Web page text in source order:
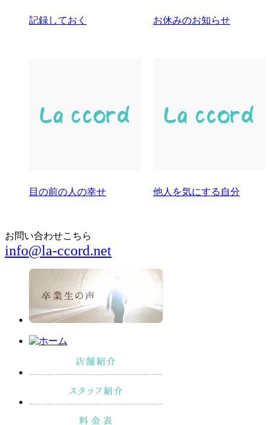
記録しておく お休みのお知らせ
目の前の人の幸せ 他人を気にする自分
お問い合わせこちら
info@la-ccord.net